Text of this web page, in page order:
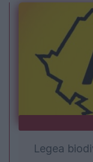
Legea